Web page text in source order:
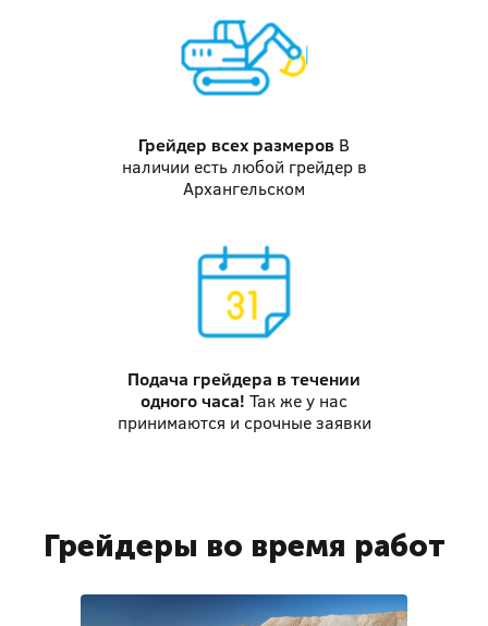
Грейдер всех размеров В
наличии есть любой грейдер в
Архангельском
Подача грейдера в течении
одного часа! Так же у нас
принимаются и срочные заявки
Грейдеры во время работ